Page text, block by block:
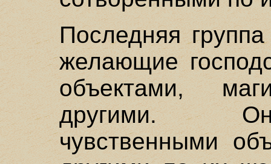
Последняя
желающие
объектами,
другими.
чувственными